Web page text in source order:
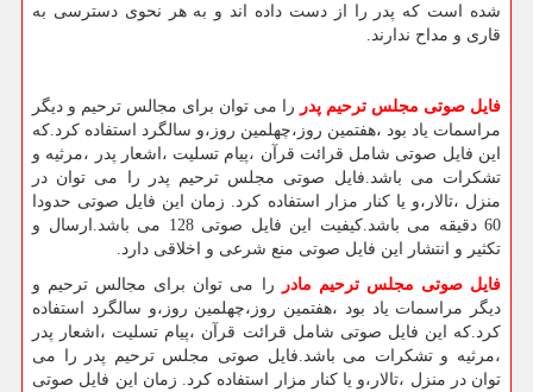
شده است که پدر را از دست داده اند و به هر نحوی دسترسی به
قاری و مداح ندارند.
فایل صوتی مجلس ترحیم پدر را می توان برای مجالس ترحیم و دیگر
مراسمات یاد بود ،هفتمین روز،چهلمین روز،و سالگرد استفاده کرد.که
این فایل صوتی شامل قرائت قرآن ،پیام تسلیت ،اشعار پدر ،مرثیه و
تشکرات می باشد.فایل صوتی مجلس ترحیم پدر را می توان در
منزل ،تالار،و یا کنار مزار استفاده کرد. زمان این فایل صوتی حدودا
60 دقیقه می باشد.کیفیت این فایل صوتی 128 می باشد.ارسال و
تکثیر و انتشار این فایل صوتی منع شرعی و اخلاقی دارد.
فایل صوتی مجلس ترحیم مادر
را می توان برای مجالس ترحیم و
دیگر مراسمات یاد بود ،هفتمین روز،چهلمین روز،و سالگرد استفاده
کرد.که این فایل صوتی شامل قرائت قرآن ،پیام تسلیت ،اشعار پدر
،مرثیه و تشکرات می باشد.فایل صوتی مجلس ترحیم پدر را می
توان در منزل ،تالار،و یا کنار مزار استفاده کرد. زمان این فایل صوتی